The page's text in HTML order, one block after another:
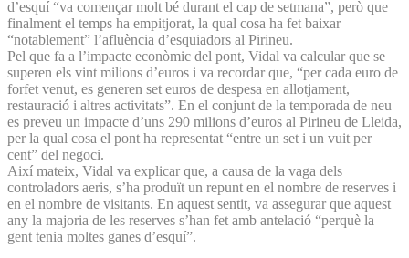
d’esquí “va començar molt bé durant el cap de setmana”, però que
finalment el temps ha empitjorat, la qual cosa ha fet baixar
“notablement” l’afluència d’esquiadors al Pirineu.
Pel que fa a l’impacte econòmic del pont, Vidal va calcular que se
superen els vint milions d’euros i va recordar que, “per cada euro de
forfet venut, es generen set euros de despesa en allotjament,
restauració i altres activitats”. En el conjunt de la temporada de neu
es preveu un impacte d’uns 290 milions d’euros al Pirineu de Lleida,
per la qual cosa el pont ha representat “entre un set i un vuit per
cent” del negoci.
Així mateix, Vidal va explicar que, a causa de la vaga dels
controladors aeris, s’ha produït un repunt en el nombre de reserves i
en el nombre de visitants. En aquest sentit, va assegurar que aquest
any la majoria de les reserves s’han fet amb antelació “perquè la
gent tenia moltes ganes d’esquí”.